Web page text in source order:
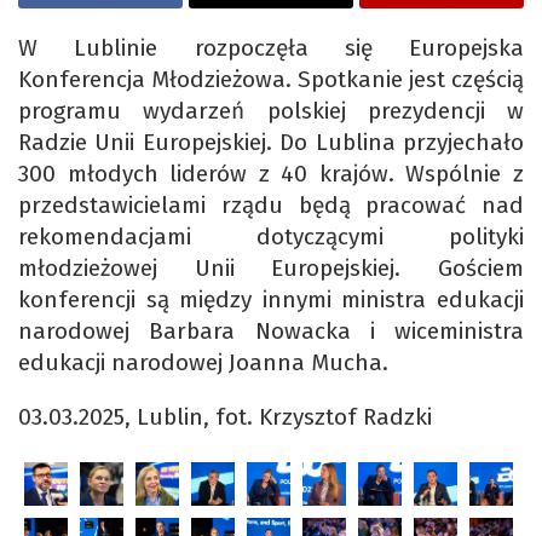
W Lublinie rozpoczęła się Europejska
Konferencja Młodzieżowa. Spotkanie jest częścią
programu wydarzeń polskiej prezydencji w
Radzie Unii Europejskiej. Do Lublina przyjechało
300 młodych liderów z 40 krajów. Wspólnie z
przedstawicielami rządu będą pracować nad
rekomendacjami dotyczącymi polityki
młodzieżowej Unii Europejskiej. Gościem
konferencji są między innymi ministra edukacji
narodowej Barbara Nowacka i wiceministra
edukacji narodowej Joanna Mucha.
03.03.2025, Lublin, fot. Krzysztof Radzki